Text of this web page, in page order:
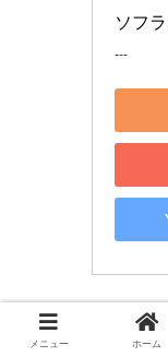
ソフ
---
組み合わせにおす
レッシュフラワー
メニュー ホーム